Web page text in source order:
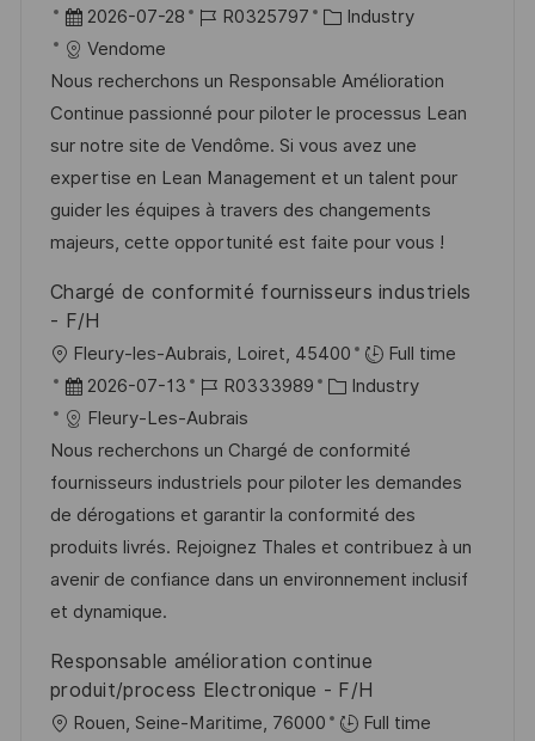
r
t
D
a
t
u
m
d
e
r
e
f
f
h
u
n
2026-07-28
J
b
-
I
D
R0325797
K
t
e
g
o
r
i
Industry
Vendome
Nous recherchons un Responsable Amélioration
Continue passionné pour piloter le processus Lean
sur notre site de Vendôme. Si vous avez une
expertise en Lean Management et un talent pour
guider les équipes à travers des changements
majeurs, cette opportunité est faite pour vous !
Chargé de conformité fournisseurs industriels
- F/H
O
r
t
Fleury-les-Aubrais, Loiret, 45400
Full time
D
a
t
u
m
d
e
r
e
2026-07-13
J
o
b
-
D
R0333989
K
t
e
g
o
r
Industry
Fleury-Les-Aubrais
Nous recherchons un Chargé de conformité
fournisseurs industriels pour piloter les demandes
de dérogations et garantir la conformité des
produits livrés. Rejoignez Thales et contribuez à un
avenir de confiance dans un environnement inclusif
et dynamique.
Responsable amélioration continue
produit/process Electronique - F/H
O Rouen, Seine-Maritime, 76000
Full time